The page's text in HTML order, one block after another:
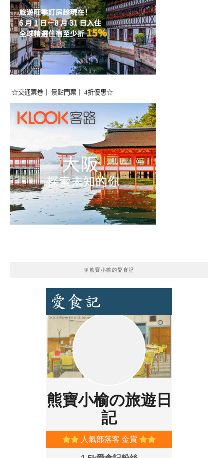
☆交通票卷｜ 景點門票｜ 4折優惠☆
🧚熊寶小榆的愛食記